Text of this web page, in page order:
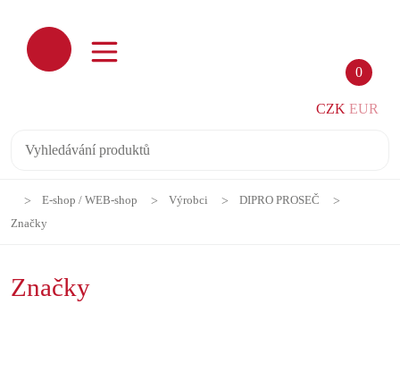
0
CZK EUR
E-shop / WEB-shop Výrobci
DIPRO PROSEČ
Značky
Značky